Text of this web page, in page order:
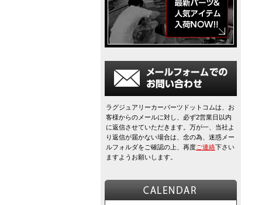
ラグジュアリーカーパーツドットコムは、お
客様からのメールに対し、必ず2営業日以内
に返信させていただきます。万が一、当社よ
り返信が届かない場合は、念の為、迷惑メー
ルフォルダをご確認の上、再度ご連絡下さい
ますようお願いします。